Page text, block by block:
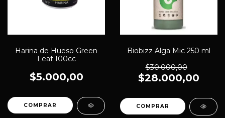
Harina de Hueso Green
Leaf 100cc
$5.000,00
Biobizz Alga Mic 250 ml
$30.000,00
$28.000,00